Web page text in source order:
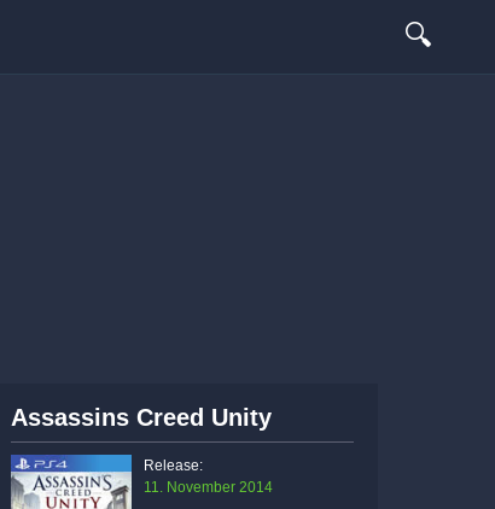
🔍
Assassins Creed Unity
Release:
11. November 2014